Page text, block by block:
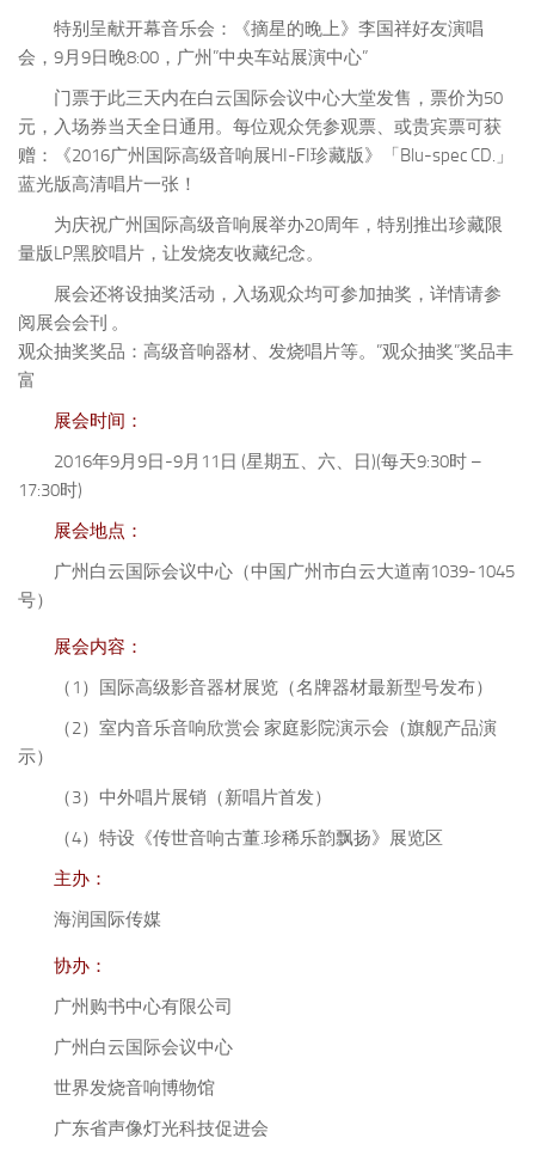
特别呈献开幕音乐会：《摘星的晚上》李国祥好友演唱
会，9月9日晚8:00，广州”中央车站展演中心”
门票于此三天内在白云国际会议中心大堂发售，票价为50
元，入场券当天全日通用。每位观众凭参观票、或贵宾票可获
赠：《2016广州国际高级音响展HI-FI珍藏版》「Blu-spec CD.」
蓝光版高清唱片一张！
为庆祝广州国际高级音响展举办20周年，特别推出珍藏限
量版LP黑胶唱片，让发烧友收藏纪念。
展会还将设抽奖活动，入场观众均可参加抽奖，详情请参
阅展会会刊 。
观众抽奖奖品：高级音响器材、发烧唱片等。”观众抽奖”奖品丰
富
展会时间：
2016年9月9日-9月11日 (星期五、六、日)(每天9:30时 –
17:30时)
展会地点：
广州白云国际会议中心（中国广州市白云大道南1039-1045
号）
展会内容：
（1）国际高级影音器材展览（名牌器材最新型号发布）
（2）室内音乐音响欣赏会 家庭影院演示会（旗舰产品演
示）
（3）中外唱片展销（新唱片首发）
（4）特设《传世音响古董.珍稀乐韵飘扬》展览区
主办：
海润国际传媒
协办：
广州购书中心有限公司
广州白云国际会议中心
世界发烧音响博物馆
广东省声像灯光科技促进会